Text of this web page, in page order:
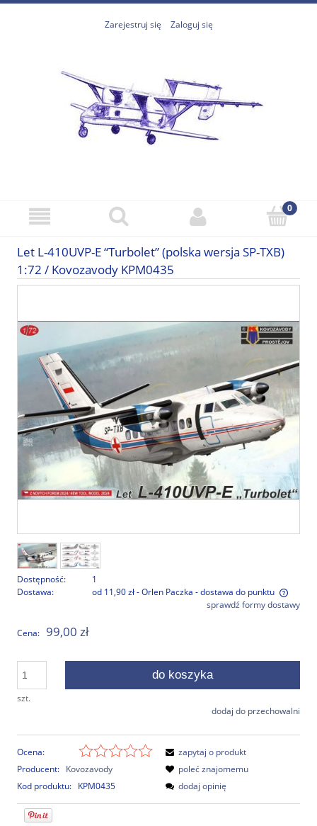
Zarejestruj się Zaloguj się
Let L-410UVP-E “Turbolet” (polska wersja SP-TXB)
1:72 / Kovozavody KPM0435
Dostępność:
1
Dostawa:
od 11,90 zł- Orlen Paczka - dostawa do punktu
Cena nie zawiera ewentualnych kosztów płatnościsprawdź formy dostawy
Cena: 99,00 zł
szt.
do koszyka
dodaj do przechowalni
Ocena:
Producent: Kovozavody
Kod produktu: KPM0435
zapytaj o produkt
poleć znajomemu
dodaj opinię